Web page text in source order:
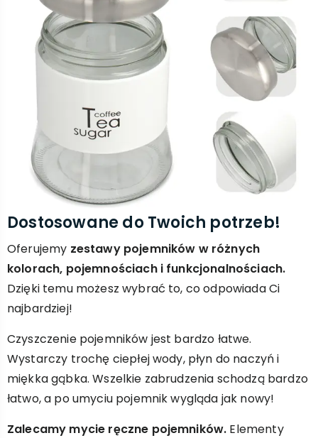
Dostosowane do Twoich potrzeb!
Oferujemy zestawy pojemników w różnych
kolorach, pojemnościach i funkcjonalnościach.
Dzięki temu możesz wybrać to, co odpowiada Ci
najbardziej!
Czyszczenie pojemników jest bardzo łatwe.
Wystarczy trochę ciepłej wody, płyn do naczyń i
miękka gąbka. Wszelkie zabrudzenia schodzą bardzo
łatwo, a po umyciu pojemnik wygląda jak nowy!
Zalecamy mycie ręczne pojemników. Elementy